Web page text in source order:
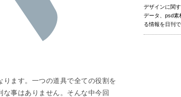
ます。一つの道具で全ての役割を
事はありません。そんな中今回
デザインに関
データ、psd素
る情報を日刊